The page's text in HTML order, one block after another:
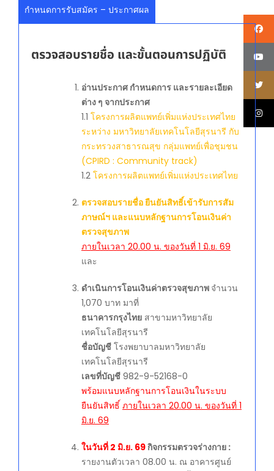
กำหนดการรับสมัคร – ประกาศผล
ตรวจสอบรายชื่อ และขั้นตอนการปฏิบัติ
อ่านประกาศ กำหนดการ และรายละเอียด
ต่าง ๆ จากประกาศ
1.1 โครงการผลิตแพทย์เพิ่มแห่งประเทศไทย
ระหว่าง มหาวิทยาลัยเทคโนโลยีสุรนารี กับ
กระทรวงสาธารณสุข กลุ่มแพทย์เพื่อชุมชน
(CPIRD : Community track)
1.2 โครงการผลิตแพทย์เพิ่มแห่งประเทศไทย
ตรวจสอบรายชื่อ ยืนยันสิทธิ์เข้ารับการสัม
ภาษณ์ฯ และแนบหลักฐานการโอนเงินค่า
ตรวจสุขภาพ
ภายในเวลา 20.00 น. ของวันที่ 1 มิ.ย. 69
และ
ดำเนินการโอนเงินค่าตรวจสุขภาพ จำนวน
1,070 บาท มาที่
ธนาคารกรุงไทย สาขามหาวิทยาลัย
เทคโนโลยีสุรนารี
ชื่อบัญชี โรงพยาบาลมหาวิทยาลัย
เทคโนโลยีสุรนารี
เลขที่บัญชี 982-9-52168-0
พร้อมแนบหลักฐานการโอนเงินในระบบ
ยืนยันสิทธิ์ ภายในเวลา 20.00 น. ของวันที่ 1
มิ.ย. 69
ในวันที่ 2 มิ.ย. 69กิจกรรมตรวจร่างกาย :
รายงานตัวเวลา 08.00 น. ณ อาคารศูนย์